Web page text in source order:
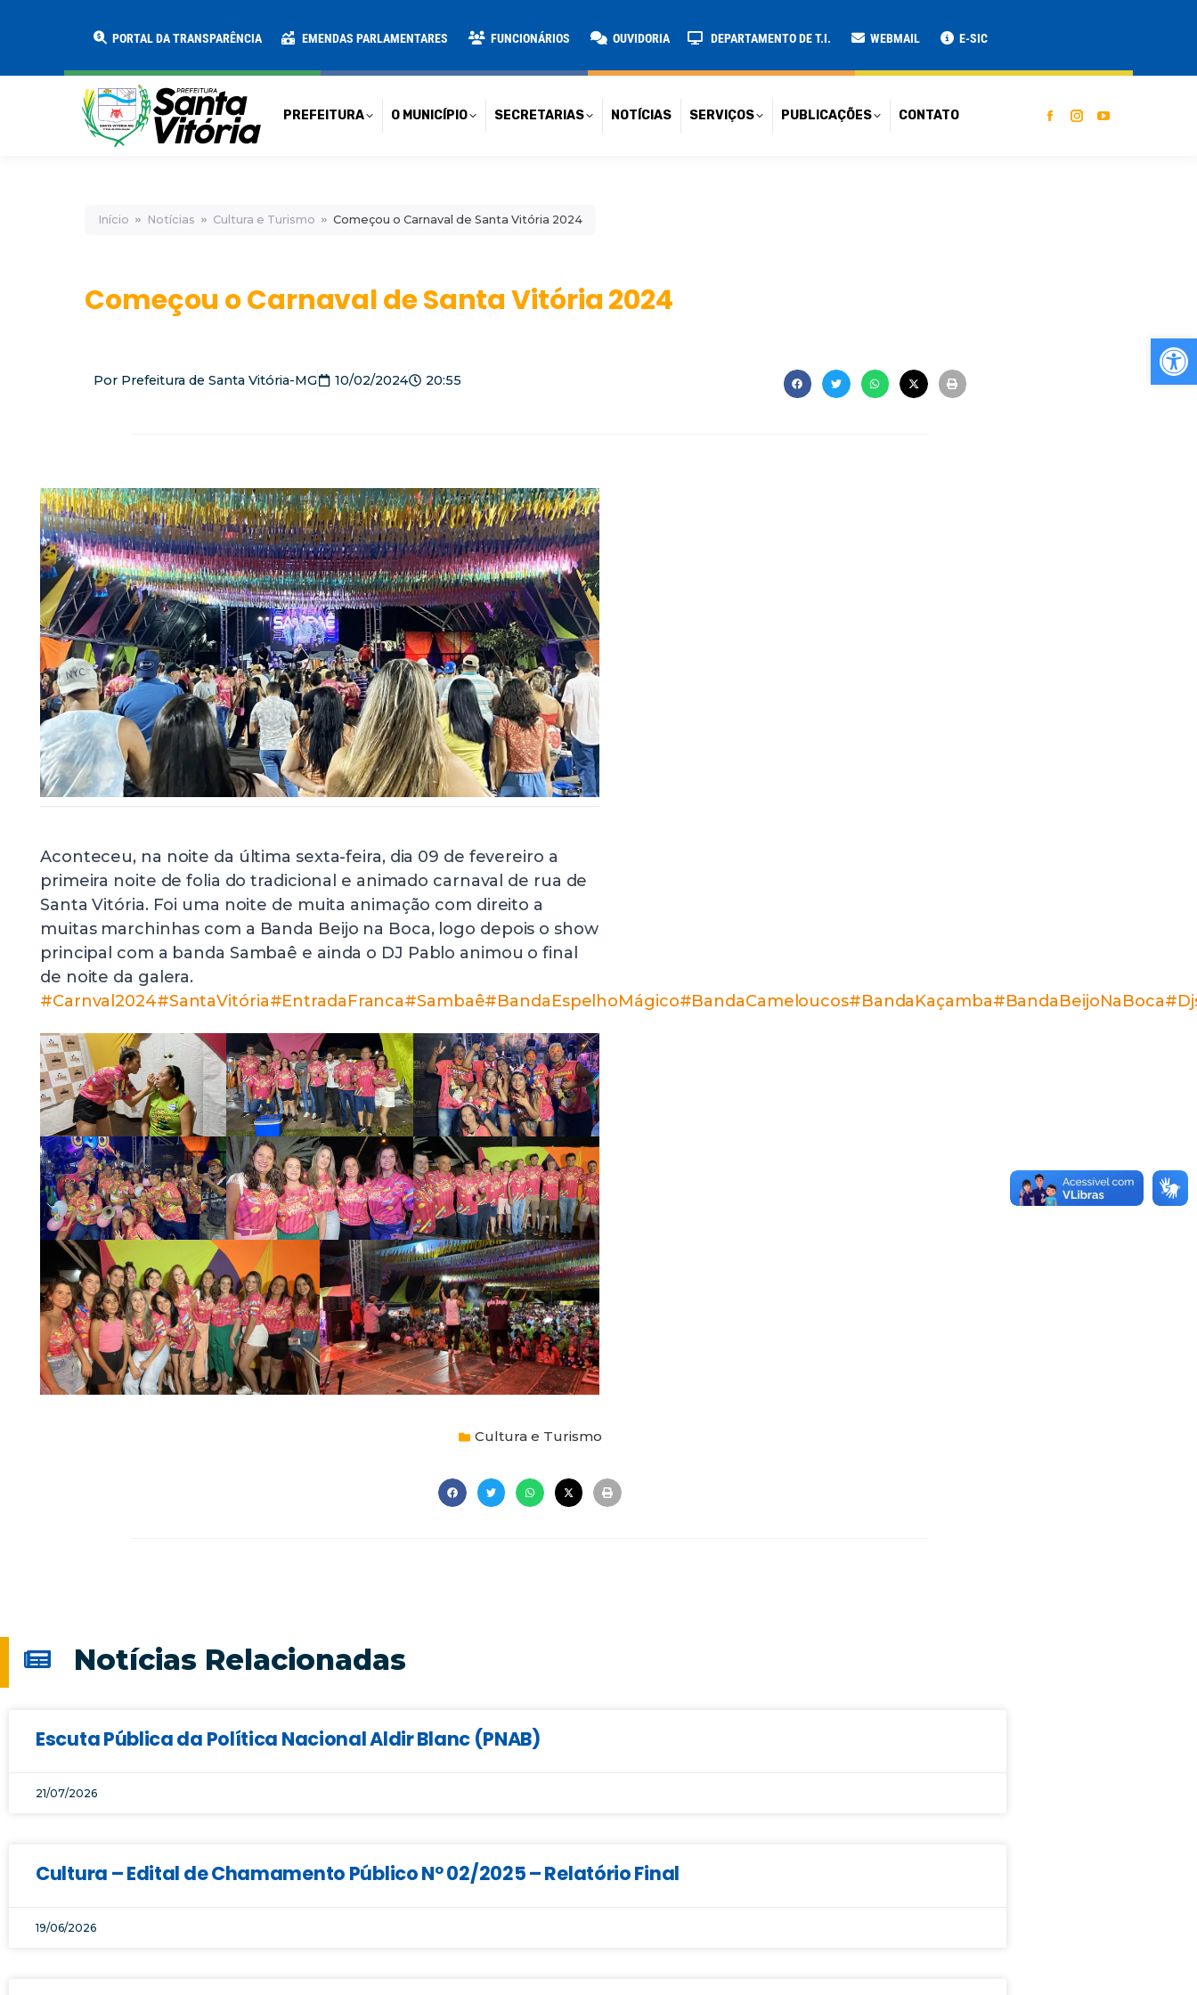
PORTAL DA TRANSPARÊNCIA EMENDAS PARLAMENTARES FUNCIONÁRIOS OUVIDORIA DEPARTAMENTO DE T.I. WEBMAIL E-SIC
PREFEITURA O MUNICÍPIO SECRETARIAS NOTÍCIAS SERVIÇOS PUBLICAÇÕES CONTATO
Início Notícias Cultura e Turismo Começou o Carnaval de Santa Vitória 2024
Começou o Carnaval de Santa Vitória 2024
Por Prefeitura de Santa Vitória-MG 10/02/2024 20:55
Aconteceu, na noite da última sexta-feira, dia 09 de fevereiro a
primeira noite de folia do tradicional e animado carnaval de rua de
Santa Vitória. Foi uma noite de muita animação com direito a
muitas marchinhas com a Banda Beijo na Boca, logo depois o show
principal com a banda Sambaê e ainda o DJ Pablo animou o final
de noite da galera.
#Carnval2024#SantaVitória#EntradaFranca#Sambaê#BandaEspelhoMágico#BandaCameloucos#BandaKaçamba#BandaBeijoNaBoca
Cultura e Turismo
Notícias Relacionadas
Escuta Pública da Política Nacional Aldir Blanc (PNAB)
21/07/2026
Cultura – Edital de Chamamento Público Nº 02/2025 – Relatório Final
19/06/2026